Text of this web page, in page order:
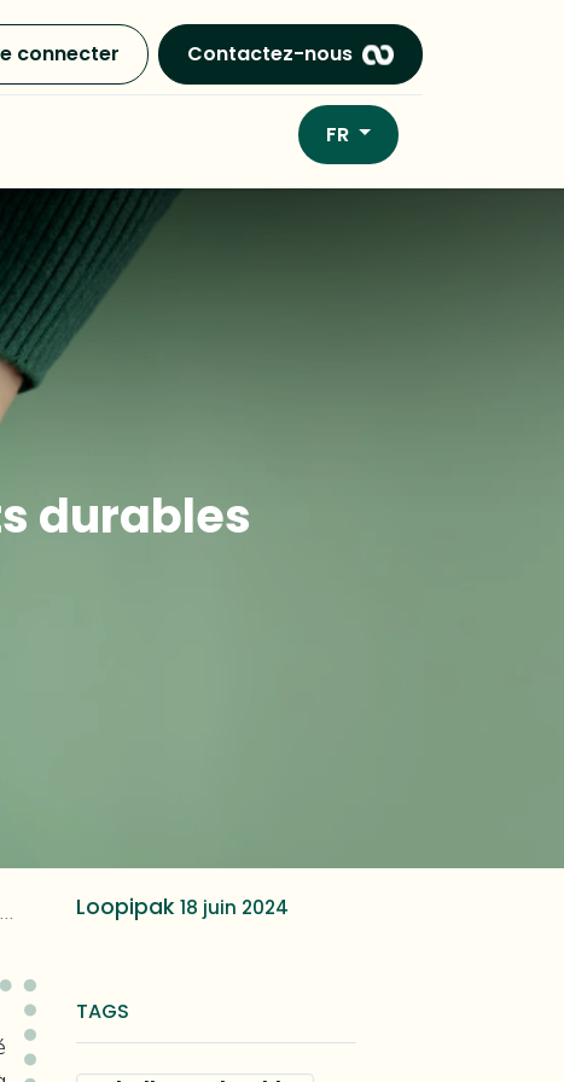
connecter Contactez-nous
FR
durables
Loopipak 18 juin 2024
TAGS